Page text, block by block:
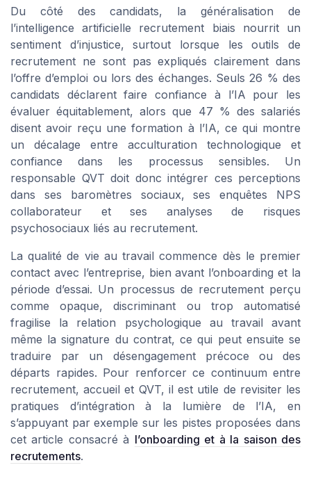
Du côté des candidats, la généralisation de
l’intelligence artificielle recrutement biais nourrit un
sentiment d’injustice, surtout lorsque les outils de
recrutement ne sont pas expliqués clairement dans
l’offre d’emploi ou lors des échanges. Seuls 26 % des
candidats déclarent faire confiance à l’IA pour les
évaluer équitablement, alors que 47 % des salariés
disent avoir reçu une formation à l’IA, ce qui montre
un décalage entre acculturation technologique et
confiance dans les processus sensibles. Un
responsable QVT doit donc intégrer ces perceptions
dans ses baromètres sociaux, ses enquêtes NPS
collaborateur et ses analyses de risques
psychosociaux liés au recrutement.
La qualité de vie au travail commence dès le premier
contact avec l’entreprise, bien avant l’onboarding et la
période d’essai. Un processus de recrutement perçu
comme opaque, discriminant ou trop automatisé
fragilise la relation psychologique au travail avant
même la signature du contrat, ce qui peut ensuite se
traduire par un désengagement précoce ou des
départs rapides. Pour renforcer ce continuum entre
recrutement, accueil et QVT, il est utile de revisiter les
pratiques d’intégration à la lumière de l’IA, en
s’appuyant par exemple sur les pistes proposées dans
cet article consacré à l’onboarding et à la saison des
recrutements.